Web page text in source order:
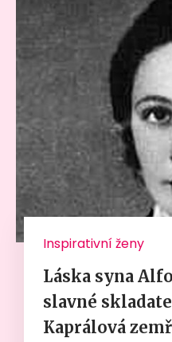
Inspirativní ženy
Láska syna
slavné
Kaprálová